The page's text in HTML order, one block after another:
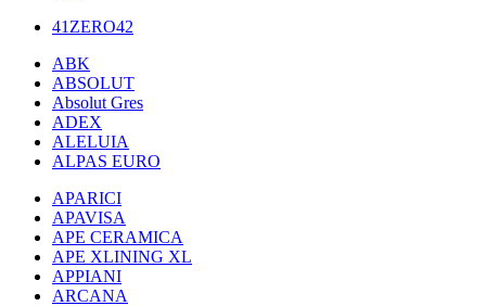
41ZERO42
ABK
ABSOLUT
Absolut Gres
ADEX
ALELUIA
ALPAS EURO
APARICI
APAVISA
APE CERAMICA
APE XLINING XL
APPIANI
ARCANA